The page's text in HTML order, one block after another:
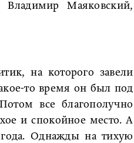
Маяковский,
на которого завели
то время он был под
все благополучно
и спокойное место. А
Однажды на тихую